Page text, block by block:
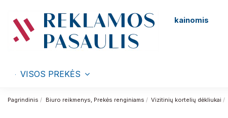
kainomis
VISOS PREKĖS
Pagrindinis Biuro reikmenys, Prekės renginiams Vizitinių kortelių dėkliukai